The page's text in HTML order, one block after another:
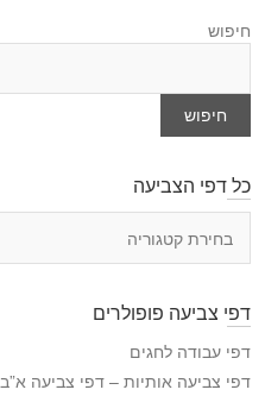
חיפוש
חיפוש
כל דפי הצביעה
י
ה
צ
דפי צביעה פופולרים
דפי עבודה לחגים
דפי צביעה אותיות – דפי צביעה א”ב